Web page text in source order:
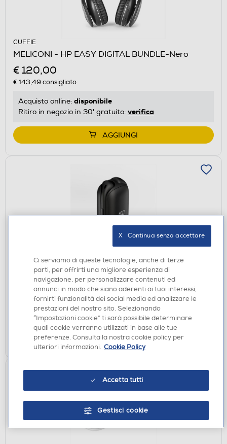
CUFFIE
MELICONI - HP EASY DIGITAL BUNDLE-Nero
€ 120,00
€ 143,49 consigliato
Acquisto online: disponibile
Ritiro in negozio in 30' gratuito: verifica
AGGIUNGI
CELLY - SLIDE1 - BLUETOOTH EARPHONES-Nero
€ 49,90
Acquisto online:disponibile
Ritiro in negozio in 30' gratuito: verifica
AGGIUNGI
Ci serviamo di queste tecnologie, anche di terze
parti, per offrirti una migliore esperienza di
navigazione, per personalizzare contenuti ed
annunci in modo che siano aderenti ai tuoi interessi,
fornirti funzionalità dei social media ed analizzare le
prestazioni del nostro sito. Selezionando
“Impostazioni cookie” ti sarà possibile determinare
quali cookie verranno utilizzati in base alle tue
preferenze. Consulta la nostra cookie policy per
ulteriori informazioni. Cookie Policy
Accetta tutti
Gestisci cookie
X   Continua senza accettare